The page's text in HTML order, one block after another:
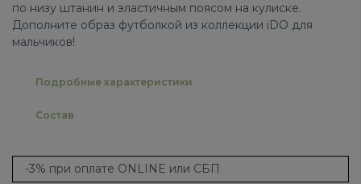
по низу штанин и эластичным поясом на кулиске.
Дополните образ футболкой из коллекции iDO для
мальчиков!
Подробные характеристики
Состав
-3% при оплате ONLINE или СБП